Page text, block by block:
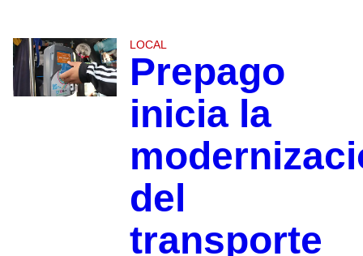
LOCAL
Prepago
inicia la
del
transporte